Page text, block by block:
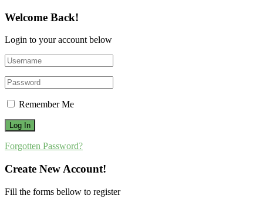
Welcome Back!
Login to your account below
Remember Me
Forgotten Password?
Create New Account!
Fill the forms bellow to register